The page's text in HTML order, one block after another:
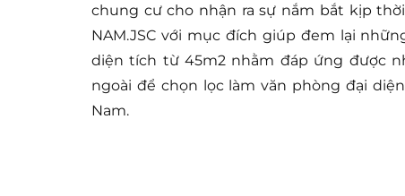
chung cư cho nhận ra sự nắm bắt kịp
NAM.JSC với mục đích giúp đem lại
diện tích từ 45m2 nhằm đáp ứng được
ngoài để chọn lọc làm văn phòng đại
Nam.